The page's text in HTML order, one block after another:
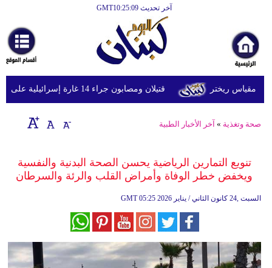
آخر تحديث GMT10:25:09
أخبارعاجلة
رياضة
ثقافة
إقتصاد
وموسيقى
سياحة
قتيلان ومصابون جراء 14 غارة إسرائيلية على شرق وجنوب لبنان
صحة وتغذية » آخر الأخبار الطبية
تنويع التمارين الرياضية يحسن الصحة البدنية والنفسية
ويخفض خطر الوفاة وأمراض القلب والرئة والسرطان
GMT 05:25 2026 السبت ,24 كانون الثاني / يناير